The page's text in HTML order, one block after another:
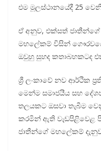
එම මූලස්ථානයේදී 25
ඒ අනුව, එක්සත්
මහලේකම් විසින්
ඔවුහු සුහද කතාබහකටද
ශ්‍රී ලංකාවේ නව ආර්ථික
මෙන්ම සමාජයීය සහ
තලයකට ඔසවා තැබීම
කරමින් ඇති වැඩපිළිවෙළ
ජාතීන්ගේ මහලේකම්